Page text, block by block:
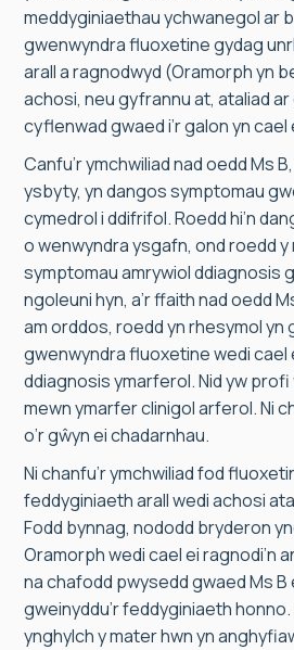
meddyginiaethau ychwanegol ar
gwenwyndra fluoxetine gydag
arall a ragnodwyd (Oramorph yn
achosi, neu gyfrannu at, ataliad ar
cyflenwad gwaed i’r galon yn cael
Canfu’r ymchwiliad nad oedd Ms
ysbyty, yn dangos symptomau
cymedrol i ddifrifol. Roedd hi’n
o wenwyndra ysgafn, ond roedd y
symptomau amrywiol ddiagnosis
ngoleuni hyn, a’r ffaith nad oedd
am orddos, roedd yn rhesymol yn
gwenwyndra fluoxetine wedi cael
ddiagnosis ymarferol. Nid yw
mewn ymarfer clinigol arferol. Ni
o’r gŵyn ei chadarnhau.
Ni chanfu’r ymchwiliad fod
feddyginiaeth arall wedi achosi
Fodd bynnag, nododd bryderon
Oramorph wedi cael ei ragnodi’n
na chafodd pwysedd gwaed Ms B
gweinyddu’r feddyginiaeth
ynghylch y mater hwn yn